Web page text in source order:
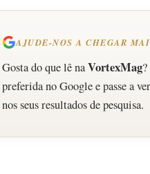
AJUDE-NOS A CHEGAR
Gosta do que lê naVortexMag
preferida no Google e passe a
nos seus resultados de pesquisa.